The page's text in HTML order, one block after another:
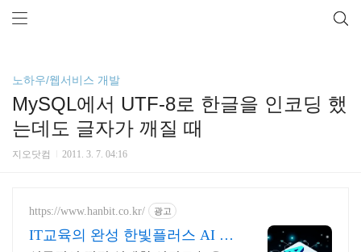
노하우/웹서비스 개발
MySQL에서 UTF-8로 한글을 인코딩 했
는데도 글자가 깨질 때
지오닷컴 2011. 3. 7. 04:16
https://www.hanbit.co.kr/ 광고
IT교육의 완성 한빛플러스 AI 개